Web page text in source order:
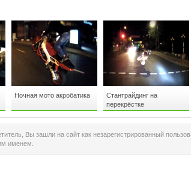
Ночная мото акробатика
Стантрайдинг на
перекрёстке
Вы зашли на сайт как незарегистрированный
именем.